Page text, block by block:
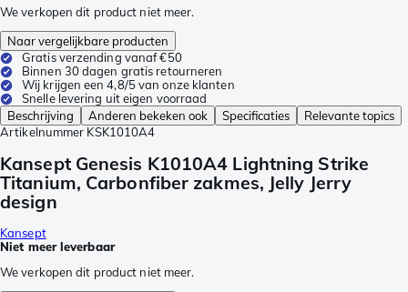
We verkopen dit product niet meer.
Naar vergelijkbare producten
Gratis verzending vanaf €50
Binnen 30 dagen gratis retourneren
Wij krijgen een 4,8/5 van onze klanten
Snelle levering uit eigen voorraad
Beschrijving
Anderen bekeken ook Specificaties
Relevante topics
Artikelnummer KSK1010A4
Kansept Genesis K1010A4 Lightning Strike
Titanium, Carbonfiber zakmes, Jelly Jerry
design
Kansept
Niet meer leverbaar
We verkopen dit product niet meer.